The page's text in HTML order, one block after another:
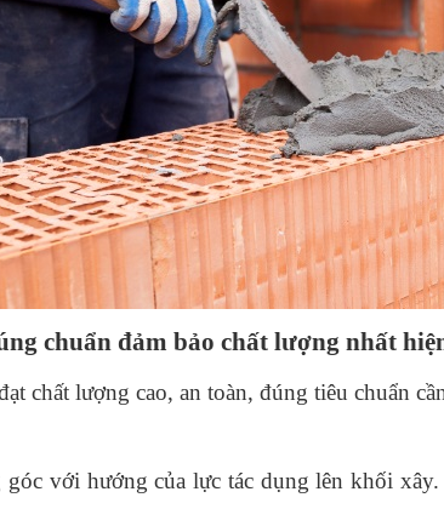
chuẩn đảm bảo chất lượng nhất
chất lượng cao, an toàn, đúng tiêu chuẩn
góc với hướng của lực tác dụng lên khối